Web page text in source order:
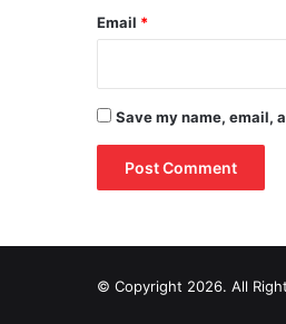
Email *
Save my name, email,
© Copyright 2026. All